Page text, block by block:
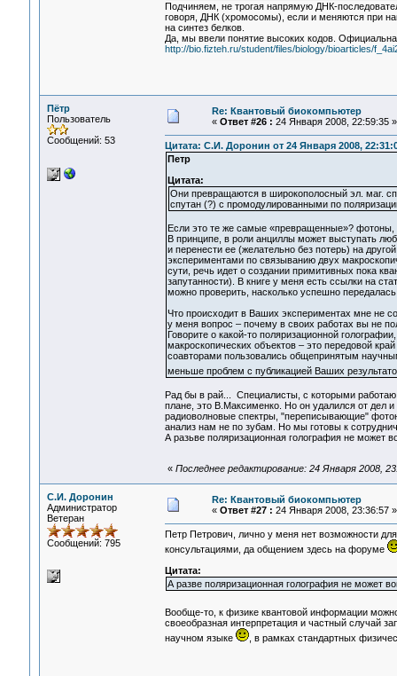
Подчиняем, не трогая напрямую ДНК-
говоря, ДНК (хромосомы), если и меняются при
на синтез белков.
Да, мы ввели понятие высоких кодов.
http://bio.fizteh.ru/student/files/biology/bioarticles/
Пётр
Пользователь
Сообщений: 53
Re: Квантовый биокомпьютер
« Ответ #26 : 24 Января 2008, 22:59:35 »
Цитата: С.И. Доронин от 24 Января 2008,
Петр
Цитата:
Они превращаются в широкополосный эл. маг.
спутан (?) с промодулированными по
Если это те же самые «превращенные»? фотоны,
В принципе, в роли анциллы может выступать
и перенести ее (желательно без потерь) на
экспериментами по связыванию двух
сути, речь идет о создании примитивных пока
запутанности). В книге у меня есть ссылки на
можно проверить, насколько успешно
Что происходит в Ваших экспериментах мне не
у меня вопрос – почему в своих работах вы не
Говорите о какой-то поляризационной
макроскопических объектов – это передовой
соавторами пользовались общепринятым
меньше проблем с публикацией Ваших
Рад бы в рай... Специалисты, с которыми
плане, это В.Максименко. Но он удалился от дел
радиоволновые спектры, "переписывающие"
анализ нам не по зубам. Но мы готовы к
А разьве поляризационная голография не может
« Последнее редактирование: 24 Января 2008,
С.И. Доронин
Администратор
Ветеран
Сообщений: 795
Re: Квантовый биокомпьютер
« Ответ #27 : 24 Января 2008, 23:36:57 »
Петр Петрович, лично у меня нет возможности
консультациями, да общением здесь на форуме
Цитата:
А разве поляризационная голография не может
Вообще-то, к физике квантовой информации
своеобразная интерпретация и частный случай
научном языке
, в рамках стандартных